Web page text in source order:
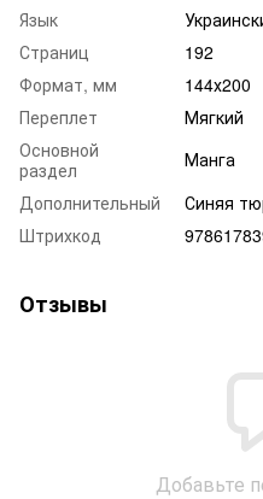
Язык
Страниц
192
Формат, мм
144х200
Переплет
Мягкий
Основной
раздел
Манга
Дополнительный
Синяя
Штрихкод
Отзывы
Добавьте